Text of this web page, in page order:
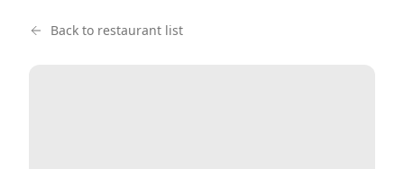
Back to restaurant list